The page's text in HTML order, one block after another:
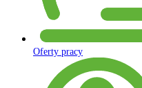
Oferty pracy